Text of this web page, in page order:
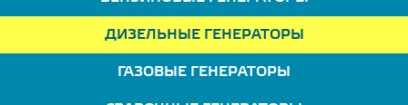
ДИЗЕЛЬНЫЕ ГЕНЕРАТОРЫ
ГАЗОВЫЕ ГЕНЕРАТОРЫ